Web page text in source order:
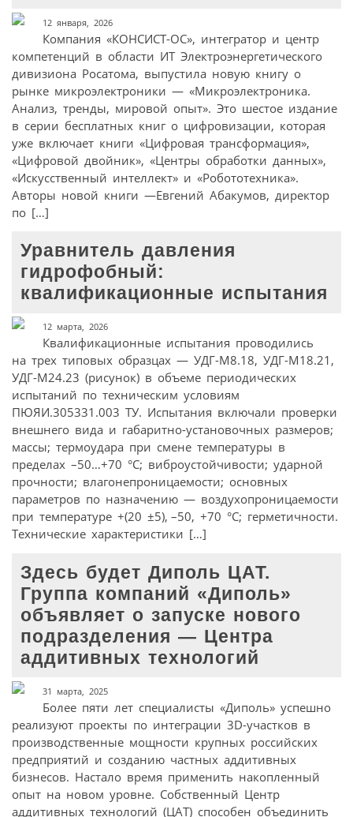
12 января, 2026
Компания «КОНСИСТ-ОС», интегратор и центр
компетенций в области ИТ Электроэнергетического
дивизиона Росатома, выпустила новую книгу о
рынке микроэлектроники — «Микроэлектроника.
Анализ, тренды, мировой опыт». Это шестое издание
в серии бесплатных книг о цифровизации, которая
уже включает книги «Цифровая трансформация»,
«Цифровой двойник», «Центры обработки данных»,
«Искусственный интеллект» и «Робототехника».
Авторы новой книги —Евгений Абакумов, директор
по […]
Уравнитель давления
гидрофобный:
квалификационные испытания
12 марта, 2026
Квалификационные испытания проводились
на трех типовых образцах — УДГ-М8.18, УДГ-М18.21,
УДГ-М24.23 (рисунок) в объеме периодических
испытаний по техническим условиям
ПЮЯИ.305331.003 ТУ. Испытания включали проверки
внешнего вида и габаритно-установочных размеров;
массы; термоудара при смене температуры в
пределах –50…+70 °C; виброустойчивости; ударной
прочности; влагонепроницаемости; основных
параметров по назначению — воздухопроницаемости
при температуре +(20 ±5), –50, +70 °C; герметичности.
Технические характеристики […]
Здесь будет Диполь ЦАТ.
Группа компаний «Диполь»
объявляет о запуске нового
подразделения — Центра
аддитивных технологий
31 марта, 2025
Более пяти лет специалисты «Диполь» успешно
реализуют проекты по интеграции 3D-участков в
производственные мощности крупных российских
предприятий и созданию частных аддитивных
бизнесов. Настало время применить накопленный
опыт на новом уровне. Собственный Центр
аддитивных технологий (ЦАТ) способен объединить